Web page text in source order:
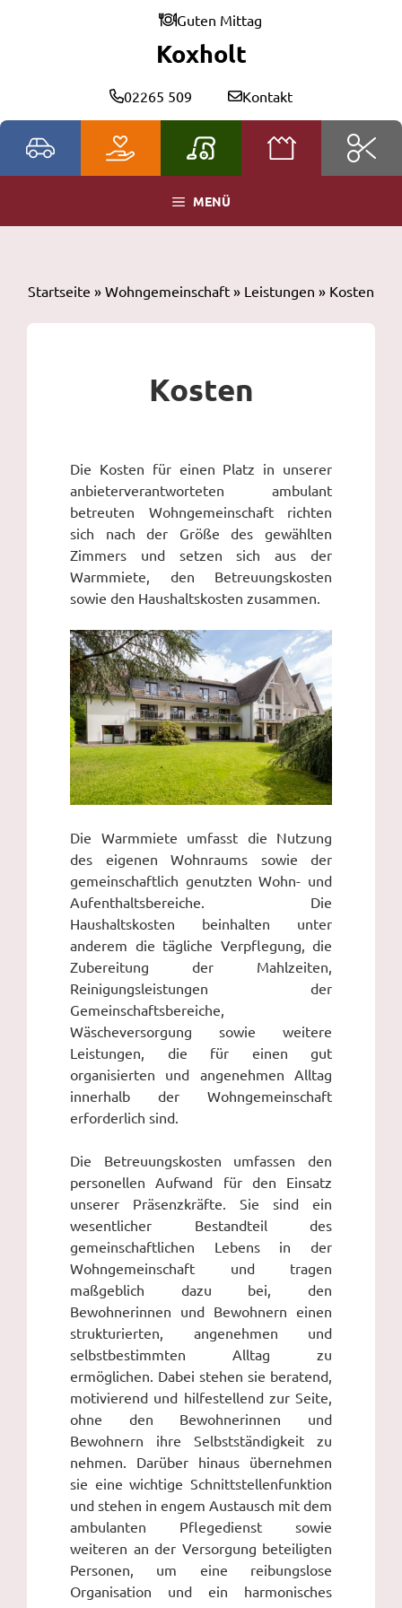
Guten Mittag
Koxholt
02265 509 Kontakt
MENÜ
Startseite » Wohngemeinschaft » Leistungen » Kosten
Kosten
Die Kosten für einen Platz in unserer
anbieterverantworteten ambulant
betreuten Wohngemeinschaft richten
sich nach der Größe des gewählten
Zimmers und setzen sich aus der
Warmmiete, den Betreuungskosten
sowie den Haushaltskosten zusammen.
Die Warmmiete umfasst die Nutzung
des eigenen Wohnraums sowie der
gemeinschaftlich genutzten Wohn- und
Aufenthaltsbereiche. Die
Haushaltskosten beinhalten unter
anderem die tägliche Verpflegung, die
Zubereitung der Mahlzeiten,
Reinigungsleistungen der
Gemeinschaftsbereiche,
Wäscheversorgung sowie weitere
Leistungen, die für einen gut
organisierten und angenehmen Alltag
innerhalb der Wohngemeinschaft
erforderlich sind.
Die Betreuungskosten umfassen den
personellen Aufwand für den Einsatz
unserer Präsenzkräfte. Sie sind ein
wesentlicher Bestandteil des
gemeinschaftlichen Lebens in der
Wohngemeinschaft und tragen
maßgeblich dazu bei, den
Bewohnerinnen und Bewohnern einen
strukturierten, angenehmen und
selbstbestimmten Alltag zu
ermöglichen. Dabei stehen sie beratend,
motivierend und hilfestellend zur Seite,
ohne den Bewohnerinnen und
Bewohnern ihre Selbstständigkeit zu
nehmen. Darüber hinaus übernehmen
sie eine wichtige Schnittstellenfunktion
und stehen in engem Austausch mit dem
ambulanten Pflegedienst sowie
weiteren an der Versorgung beteiligten
Personen, um eine reibungslose
Organisation und ein harmonisches